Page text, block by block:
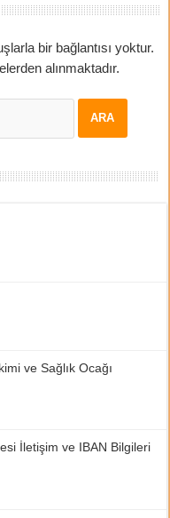
bir bağlantısı yoktur.
alınmaktadır.
ve Sağlık Ocağı
İletişim ve IBAN Bilgileri